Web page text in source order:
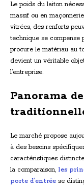
Le poids du laiton
massif ou en
vitrées, des renforts
technique se compense
procure le matériau au
devient un véritable
l’entreprise.
Panorama
Le marché propose
à des besoins
caractéristiques
la comparaison, les
porte d’entrée se